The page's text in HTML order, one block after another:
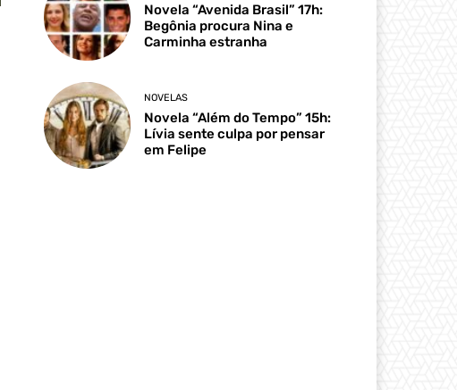
Novela “Avenida Brasil” 17h:
Begônia procura Nina e
Carminha estranha
NOVELAS
Novela “Além do Tempo” 15h:
Lívia sente culpa por pensar
em Felipe